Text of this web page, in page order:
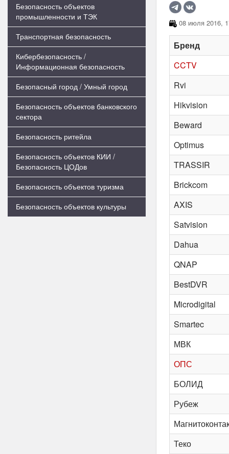
Безопасность объектов
промышленности и ТЭК
Транспортная безопасность
Кибербезопасность /
Информационная безопасность
Безопасный город / Умный город
Безопасность объектов банковского
сектора
Безопасность ритейла
Безопасность объектов КИИ /
Безопасность ЦОДов
Безопасность объектов туризма
Безопасность объектов культуры
08 июля 2016,
Бренд
CCTV
Rvi
Hikvision
Beward
Optimus
TRASSIR
Brickcom
AXIS
Satvision
Dahua
QNAP
BestDVR
Microdigital
Smartec
МВК
ОПС
БОЛИД
Рубеж
Теко